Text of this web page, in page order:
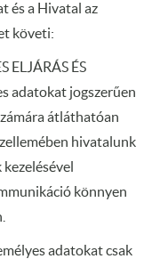
és a Hivatal az
követi:
ELJÁRÁS ÉS
adatokat jogszerűen
átláthatóan
hivatalunk
könnyen
adatokat csak